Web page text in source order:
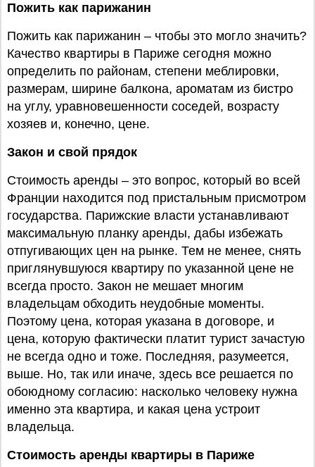
Пожить как парижанин
Пожить как парижанин – чтобы это могло значить?
Качество квартиры в Париже сегодня можно
определить по районам, степени меблировки,
размерам, ширине балкона, ароматам из бистро
на углу, уравновешенности соседей, возрасту
хозяев и, конечно, цене.
Закон и свой прядок
Стоимость аренды – это вопрос, который во всей
Франции находится под пристальным присмотром
государства. Парижские власти устанавливают
максимальную планку аренды, дабы избежать
отпугивающих цен на рынке. Тем не менее, снять
приглянувшуюся квартиру по указанной цене не
всегда просто. Закон не мешает многим
владельцам обходить неудобные моменты.
Поэтому цена, которая указана в договоре, и
цена, которую фактически платит турист зачастую
не всегда одно и тоже. Последняя, разумеется,
выше. Но, так или иначе, здесь все решается по
обоюдному согласию: насколько человеку нужна
именно эта квартира, и какая цена устроит
владельца.
Стоимость аренды квартиры в Париже